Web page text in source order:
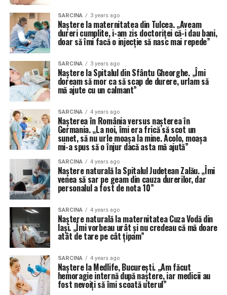
SARCINA 3 years ago
Naștere la maternitatea din Tulcea. „Aveam
dureri cumplite, i-am zis doctoriței că-i dau bani,
doar să îmi facă o injecție să nasc mai repede”
SARCINA 3 years ago
Naștere la Spitalul din Sfântu Gheorghe. „Îmi
doream să mor ca să scap de durere, urlam să
mă ajute cu un calmant”
SARCINA 4 years ago
Nașterea în România versus nașterea în
Germania. „La noi, îmi era frică să scot un
sunet, să nu urle moașa la mine. Acolo, moașa
mi-a spus să o înjur dacă asta mă ajută”
SARCINA 4 years ago
Naștere naturală la Spitalul Județean Zalău. „Îmi
venea să sar pe geam din cauza durerilor, dar
personalul a fost de nota 10”
SARCINA 4 years ago
Naștere naturală la maternitatea Cuza Vodă din
Iași. „Îmi vorbeau urât și nu credeau că mă doare
atât de tare pe cât țipam”
SARCINA 4 years ago
Naștere la Medlife, București. „Am făcut
hemoragie internă după naștere, iar medicii au
fost nevoiți să îmi scoată uterul”